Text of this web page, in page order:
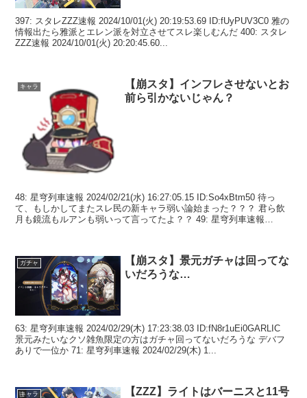
397: スタレZZZ速報 2024/10/01(火) 20:19:53.69 ID:fUyPUV3C0 雅の
情報出たら雅派とエレン派を対立させてスレ楽しむんだ 400: スタレ
ZZZ速報 2024/10/01(火) 20:20:45.60...
キャラ
【崩スタ】インフレさせないとお
前ら引かないじゃん？
48: 星穹列車速報 2024/02/21(水) 16:27:05.15 ID:So4xBtm50 待っ
て、もしかしてまたスレ民の新キャラ弱い論始まった？？？ 君ら飲
月も鏡流もルアンも弱いって言ってたよ？？ 49: 星穹列車速報
ガチャ
【崩スタ】景元ガチャは回ってな
いだろうな…
63: 星穹列車速報 2024/02/29(木) 17:23:38.03 ID:fN8r1uEi0GARLIC
景元みたいなクソ雑魚限定の方はガチャ回ってないだろうな デバフ
ありで一位か 71: 星穹列車速報 2024/02/29(木) 1...
キャラ
【ZZZ】ライトはバーニスと11号